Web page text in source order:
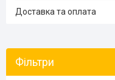
Доставка та оплата
Фільтри